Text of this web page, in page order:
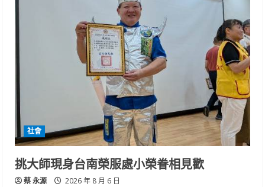
社會
挑大師現身台南榮服處小榮眷相見歡
蔡 永源 2026 年 8 月 6 日